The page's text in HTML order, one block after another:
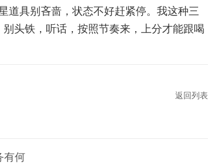
道具别吝啬，状态不好赶紧停。我这种三
头铁，听话，按照节奏来，上分才能跟喝
返回列表
有何